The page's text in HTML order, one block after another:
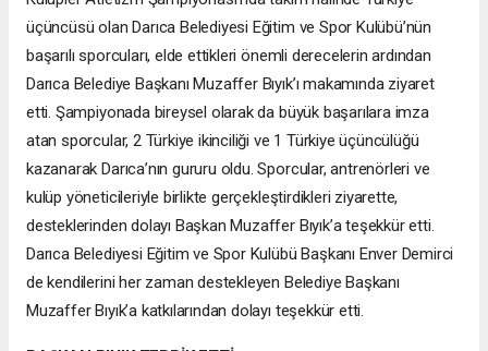
üçüncüsü olan Darıca Belediyesi Eğitim ve Spor Kulübü’nün
başarılı sporcuları, elde ettikleri önemli derecelerin ardından
Darıca Belediye Başkanı Muzaffer Bıyık’ı makamında ziyaret
etti. Şampiyonada bireysel olarak da büyük başarılara imza
atan sporcular, 2 Türkiye ikinciliği ve 1 Türkiye üçüncülüğü
kazanarak Darıca’nın gururu oldu. Sporcular, antrenörleri ve
kulüp yöneticileriyle birlikte gerçekleştirdikleri ziyarette,
desteklerinden dolayı Başkan Muzaffer Bıyık’a teşekkür etti.
Darıca Belediyesi Eğitim ve Spor Kulübü Başkanı Enver Demirci
de kendilerini her zaman destekleyen Belediye Başkanı
Muzaffer Bıyık’a katkılarından dolayı teşekkür etti.